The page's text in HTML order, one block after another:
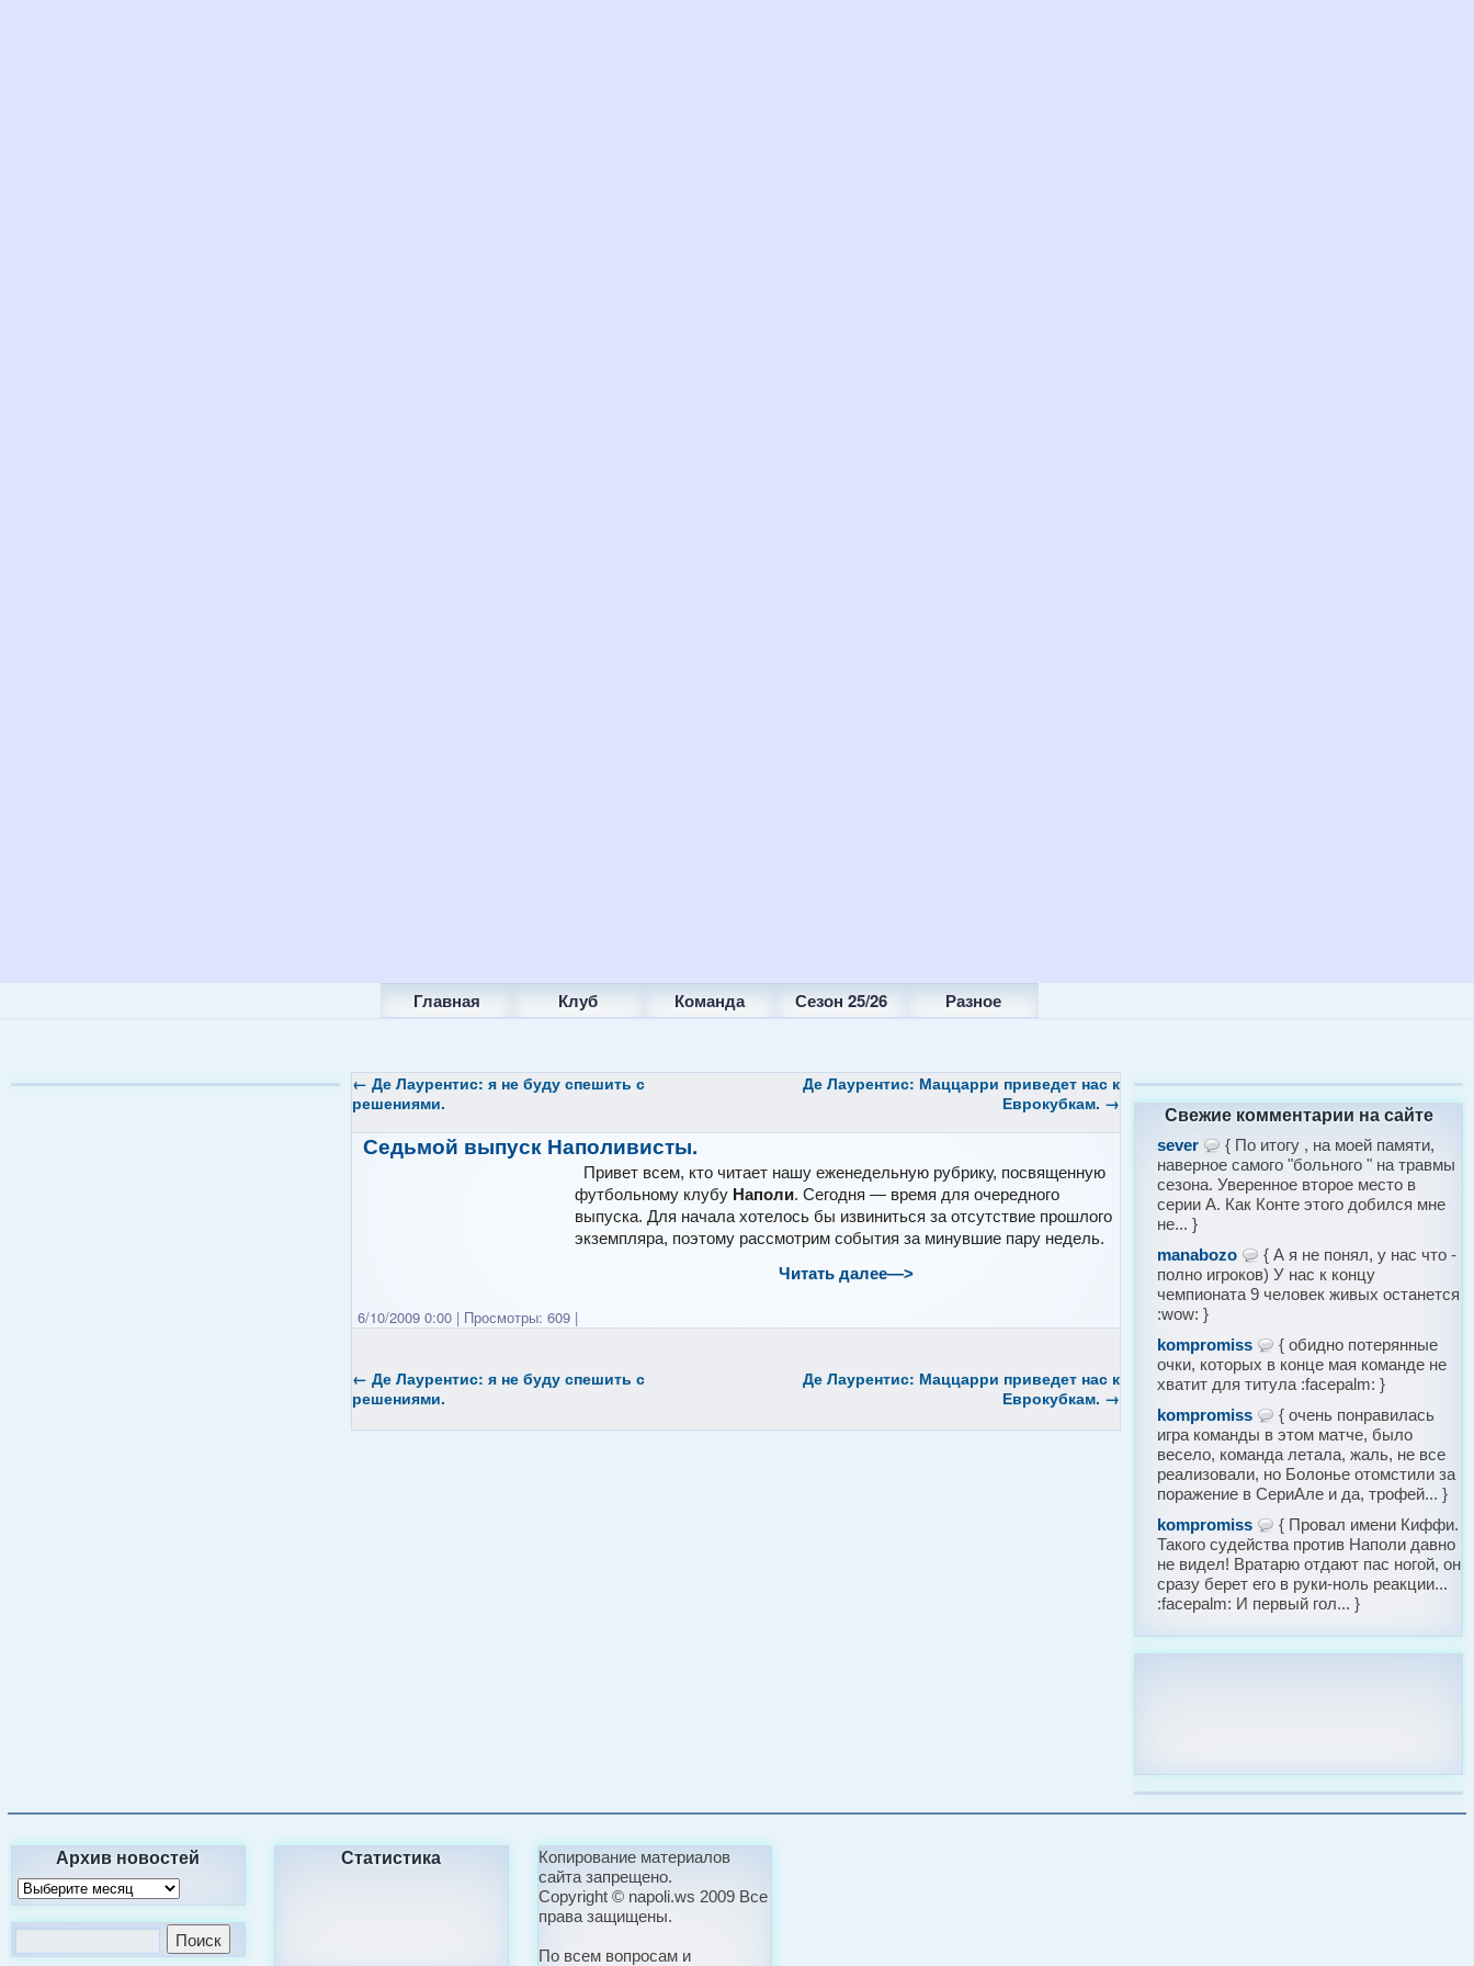
Главная Клуб Команда Сезон 25/26 Разное
← Де Лаурентис: я не буду спешить с
решениями.
Де Лаурентис: Маццарри приведет нас к
Еврокубкам. →
Седьмой выпуск Наполивисты.
Привет всем, кто читает нашу еженедельную рубрику, посвященную
футбольному клубу Наполи. Сегодня — время для очередного
выпуска. Для начала хотелось бы извиниться за отсутствие прошлого
экземпляра, поэтому рассмотрим события за минувшие пару недель.
Читать далее—>
6/10/2009 0:00 | Просмотры: 609|
← Де Лаурентис: я не буду спешить с
решениями.
Де Лаурентис: Маццарри приведет нас к
Еврокубкам. →
Свежие комментарии на сайте
sever
{ По итогу , на моей памяти,
наверное самого "больного " на травмы
сезона. Уверенное второе место в
серии А. Как Конте этого добился мне
не... }
manabozo
{ А я не понял, у нас что -
полно игроков) У нас к концу
чемпионата 9 человек живых останется
:wow: }
kompromiss
{ обидно потерянные
очки, которых в конце мая команде не
хватит для титула :facepalm: }
kompromiss
{ очень понравилась
игра команды в этом матче, было
весело, команда летала, жаль, не все
реализовали, но Болонье отомстили за
поражение в СериАле и да, трофей... }
kompromiss
{ Провал имени Киффи.
Такого судейства против Наполи давно
не видел! Вратарю отдают пас ногой, он
сразу берет его в руки-ноль реакции...
:facepalm: И первый гол... }
Архив новостей Статистика
Копирование материалов
сайта запрещено.
Copyright © napoli.ws 2009 Все
права защищены.
По всем вопросам и